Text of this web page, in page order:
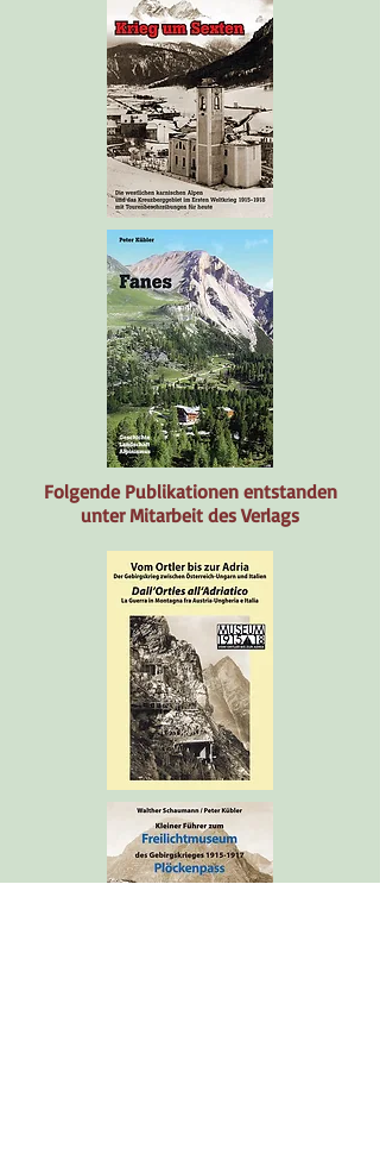
Folgende Publikationen entstanden
unter Mitarbeit des Verlags